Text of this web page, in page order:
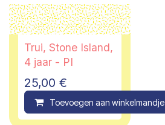
Trui, Stone Island,
4 jaar - PI
25,00 €
Toevoegen aan winkelmandje